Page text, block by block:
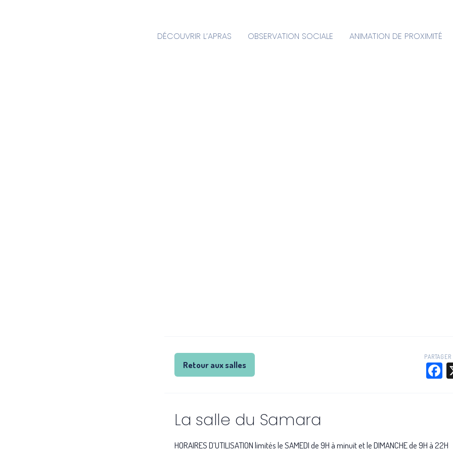
DÉCOUVRIR L’APRAS OBSERVATION SOCIALE ANIMATION DE PROXIMITÉ
Retour aux salles
PARTAGER
La salle du Samara
HORAIRES D’UTILISATION limités le SAMEDI de 9H à minuit et le DIMANCHE de 9H à 22H